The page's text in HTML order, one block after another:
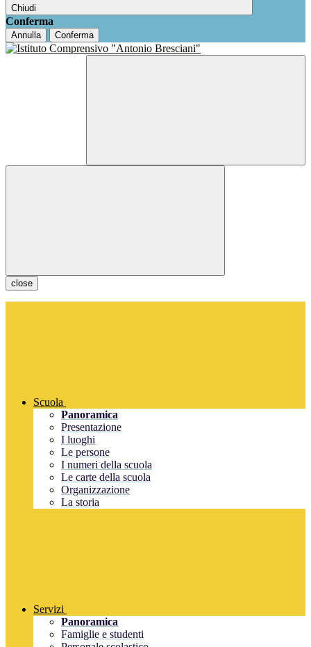
Chiudi
Conferma
Annulla Conferma
close
Scuola
Panoramica
Presentazione
I luoghi
Le persone
I numeri della scuola
Le carte della scuola
Organizzazione
La storia
Servizi
Panoramica
Famiglie e studenti